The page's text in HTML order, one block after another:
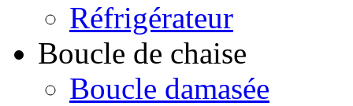
Réfrigérateur
Boucle de chaise
Boucle damasée